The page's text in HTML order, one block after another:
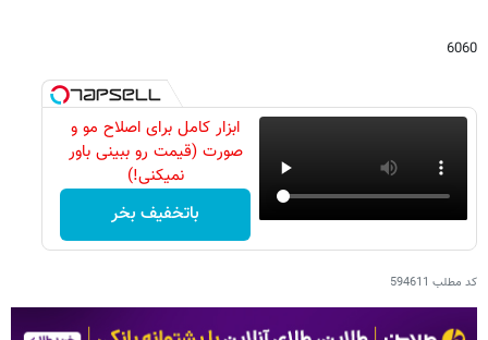
6060
ابزار کامل برای اصلاح مو و
صورت (قیمت رو ببینی باور
نمیکنی!)
باتخفیف بخر
کد مطلب 594611